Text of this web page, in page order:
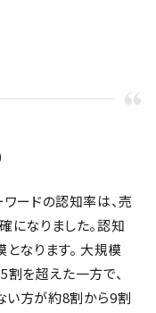
ードの認知率は、売
になりました。認知
なります。 大規模
を超えた一方で、
い方が約8割から9割